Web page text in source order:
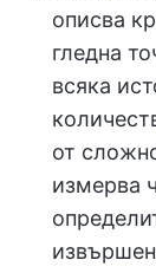
описва
гледна
всяка
от
измерва